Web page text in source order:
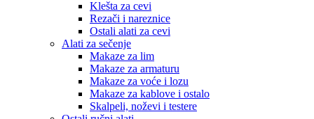
Klešta za cevi
Rezači i nareznice
Ostali alati za cevi
Alati za sečenje
Makaze za lim
Makaze za armaturu
Makaze za voće i lozu
Makaze za kablove i ostalo
Skalpeli, noževi i testere